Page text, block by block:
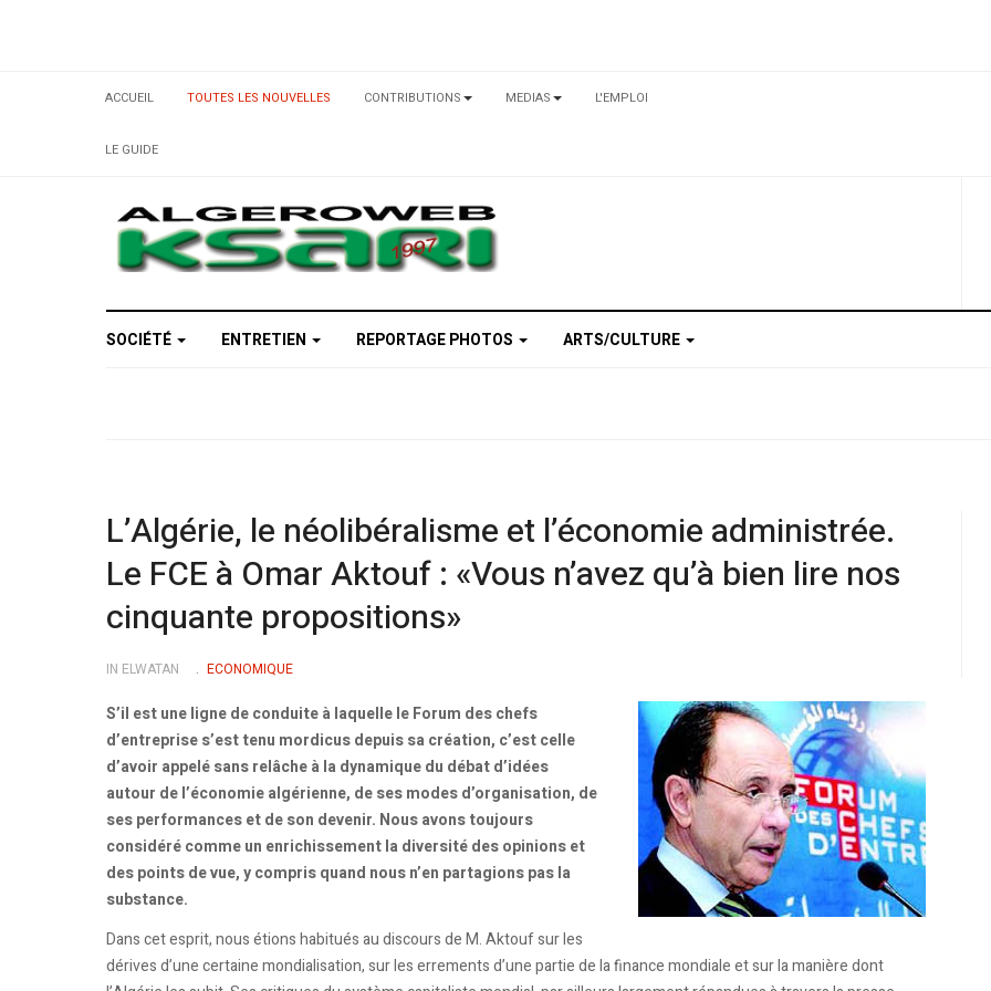
ACCUEIL TOUTES LES NOUVELLES CONTRIBUTIONS MEDIAS L'EMPLOI
LE GUIDE
SOCIÉTÉ ENTRETIEN REPORTAGE PHOTOS ARTS/CULTURE
L’Algérie, le néolibéralisme et l’économie administrée.
Le FCE à Omar Aktouf : «Vous n’avez qu’à bien lire nos
cinquante propositions»
IN ELWATAN ECONOMIQUE
S’il est une ligne de conduite à laquelle le Forum des chefs
d’entreprise s’est tenu mordicus depuis sa création, c’est celle
d’avoir appelé sans relâche à la dynamique du débat d’idées
autour de l’économie algérienne, de ses modes d’organisation, de
ses performances et de son devenir. Nous avons toujours
considéré comme un enrichissement la diversité des opinions et
des points de vue, y compris quand nous n’en partagions pas la
substance.
Dans cet esprit, nous étions habitués au discours de M. Aktouf sur les
dérives d’une certaine mondialisation, sur les errements d’une partie de la finance mondiale et sur la manière dont